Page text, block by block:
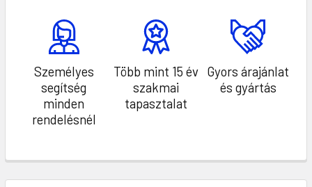
Személyes
segítség
minden
rendelésnél
Több mint 15 év
szakmai
tapasztalat
Gyors árajánlat
és gyártás